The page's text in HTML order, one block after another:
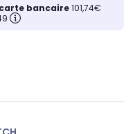
bancaire101,74€